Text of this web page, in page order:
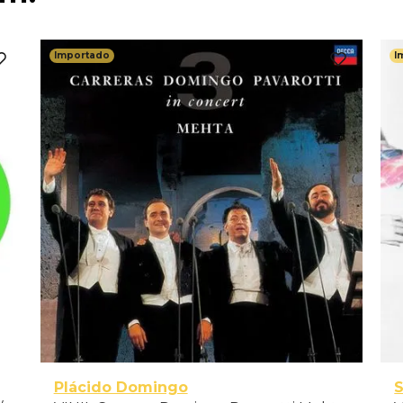
Importado
Plácido Domingo